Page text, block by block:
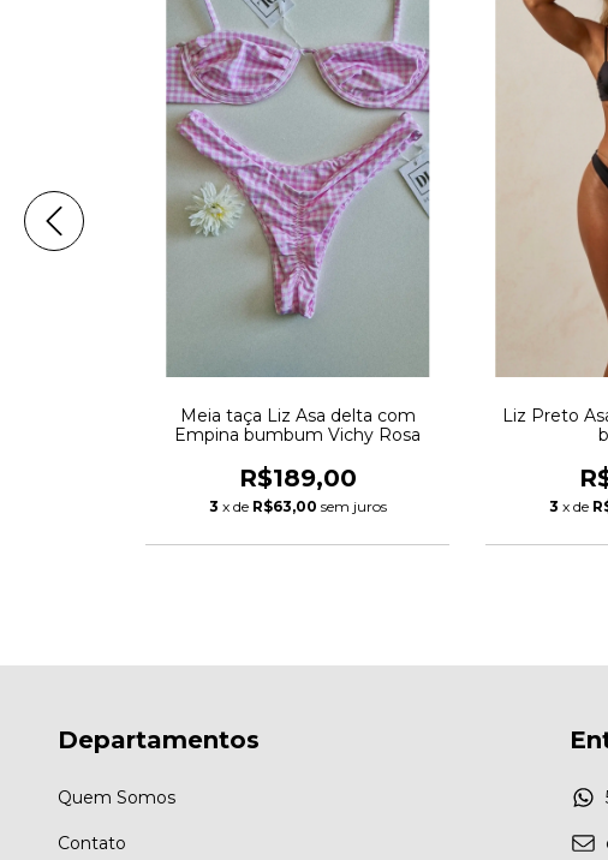
Meia taça Liz Asa delta com
Empina bumbum Vichy Rosa
R$189,00
3 x de R$63,00 sem juros
Liz Preto
3 x de
Departamentos
Quem Somos
Contato